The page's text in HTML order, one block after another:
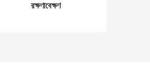
রক্ষণাবেক্ষণ